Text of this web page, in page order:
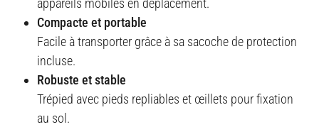
appareils mobiles en déplacement.
Compacte et portable
Facile à transporter grâce à sa sacoche de protection
incluse.
Robuste et stable
Trépied avec pieds repliables et œillets pour fixation
au sol.